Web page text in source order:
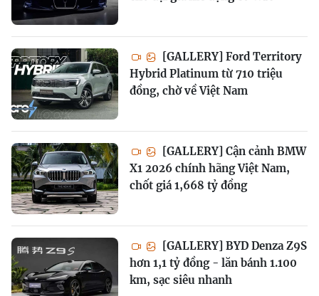
[GALLERY] Ford Territory
Hybrid Platinum từ 710 triệu
đồng, chờ về Việt Nam
[GALLERY] Cận cảnh BMW
X1 2026 chính hãng Việt Nam,
chốt giá 1,668 tỷ đồng
[GALLERY] BYD Denza Z9S
hơn 1,1 tỷ đồng - lăn bánh 1.100
km, sạc siêu nhanh